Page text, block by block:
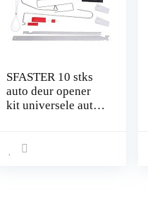
SFASTER 10 stks
auto deur opener
kit universele auto
draagbare auto